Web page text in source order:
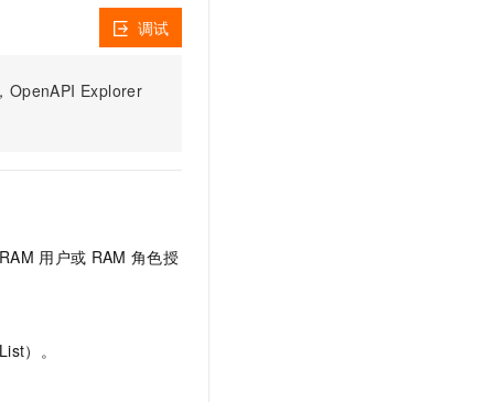
OpenAPI Explorer
调试
RAM 用户或 RAM 角色授
）。
文戏情感细腻自然，动作戏激烈拳拳到肉，实现更强表演能力
企业级人与Agent协作平台，接入和调度多个数字员工
创作平台
界网络安全防护产品
创作，剧本、分镜、视频高效生成